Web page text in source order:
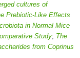
cultures of
Prebiotic-Like Effects
in Normal Mice
Study; The
from Coprinus